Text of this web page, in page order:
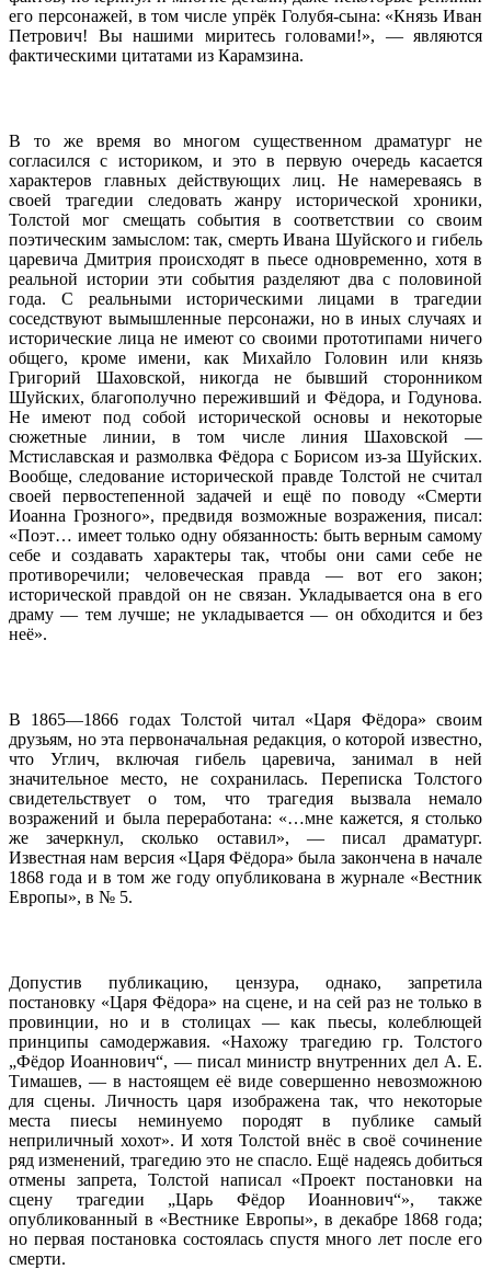
его персонажей, в том числе упрёк Голубя-сына: «Князь Иван
Петрович! Вы нашими миритесь головами!», — являются
фактическими цитатами из Карамзина.
В то же время во многом существенном драматург не
согласился с историком, и это в первую очередь касается
характеров главных действующих лиц. Не намереваясь в
своей трагедии следовать жанру исторической хроники,
Толстой мог смещать события в соответствии со своим
поэтическим замыслом: так, смерть Ивана Шуйского и гибель
царевича Дмитрия происходят в пьесе одновременно, хотя в
реальной истории эти события разделяют два с половиной
года. С реальными историческими лицами в трагедии
соседствуют вымышленные персонажи, но в иных случаях и
исторические лица не имеют со своими прототипами ничего
общего, кроме имени, как Михайло Головин или князь
Григорий Шаховской, никогда не бывший сторонником
Шуйских, благополучно переживший и Фёдора, и Годунова.
Не имеют под собой исторической основы и некоторые
сюжетные линии, в том числе линия Шаховской —
Мстиславская и размолвка Фёдора с Борисом из-за Шуйских.
Вообще, следование исторической правде Толстой не считал
своей первостепенной задачей и ещё по поводу «Смерти
Иоанна Грозного», предвидя возможные возражения, писал:
«Поэт… имеет только одну обязанность: быть верным самому
себе и создавать характеры так, чтобы они сами себе не
противоречили; человеческая правда — вот его закон;
исторической правдой он не связан. Укладывается она в его
драму — тем лучше; не укладывается — он обходится и без
неё».
В 1865—1866 годах Толстой читал «Царя Фёдора» своим
друзьям, но эта первоначальная редакция, о которой известно,
что Углич, включая гибель царевича, занимал в ней
значительное место, не сохранилась. Переписка Толстого
свидетельствует о том, что трагедия вызвала немало
возражений и была переработана: «…мне кажется, я столько
же зачеркнул, сколько оставил», — писал драматург.
Известная нам версия «Царя Фёдора» была закончена в начале
1868 года и в том же году опубликована в журнале «Вестник
Европы», в № 5.
Допустив публикацию, цензура, однако, запретила
постановку «Царя Фёдора» на сцене, и на сей раз не только в
провинции, но и в столицах — как пьесы, колеблющей
принципы самодержавия. «Нахожу трагедию гр. Толстого
„Фёдор Иоаннович“, — писал министр внутренних дел А. Е.
Тимашев, — в настоящем её виде совершенно невозможною
для сцены. Личность царя изображена так, что некоторые
места пиесы неминуемо породят в публике самый
неприличный хохот». И хотя Толстой внёс в своё сочинение
ряд изменений, трагедию это не спасло. Ещё надеясь добиться
отмены запрета, Толстой написал «Проект постановки на
сцену трагедии „Царь Фёдор Иоаннович“», также
опубликованный в «Вестнике Европы», в декабре 1868 года;
но первая постановка состоялась спустя много лет после его
смерти.